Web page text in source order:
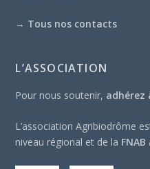
→ Tous nos contacts
L’ASSOCIATION
Pour nous soutenir, adhérez
L’association Agribiodrôme
niveau régional et de la FNAB